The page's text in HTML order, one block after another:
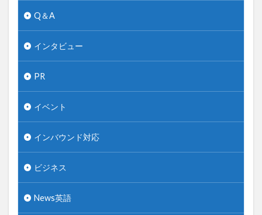
Q＆A
インタビュー
PR
イベント
インバウンド対応
ビジネス
News英語